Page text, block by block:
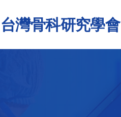
台灣骨科研究學會